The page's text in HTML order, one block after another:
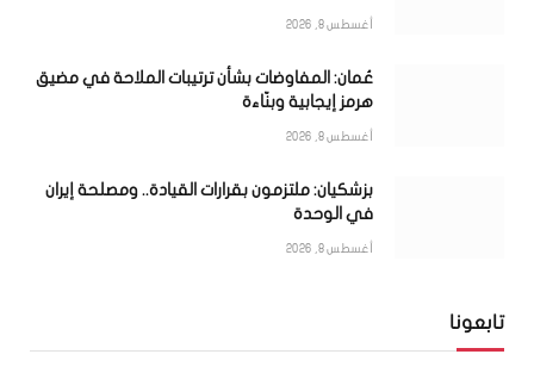
أغسطس 8, 2026
عُمان: المفاوضات بشأن ترتيبات الملاحة في مضيق
هرمز إيجابية وبنّاءة
أغسطس 8, 2026
بزشكيان: ملتزمون بقرارات القيادة.. ومصلحة إيران
في الوحدة
أغسطس 8, 2026
تابعونا